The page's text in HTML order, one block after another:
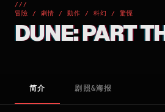
///
冒險 / 劇情 / 動作 / 科幻 / 驚慄
DUNE: PART
简介 剧照&海报